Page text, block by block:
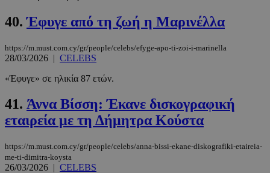
40.Έφυγε από τη ζωή η Μαρινέλλα
https://m.must.com.cy/gr/people/celebs/efyge-apo-ti-zoi-i-marinella
28/03/2026 | CELEBS
«Έφυγε» σε ηλικία 87 ετών.
41. Άννα Βίσση: Έκανε δισκογραφική
εταιρεία με τη Δήμητρα Κούστα
https://m.must.com.cy/gr/people/celebs/anna-bissi-ekane-diskografiki-etaireia-
me-ti-dimitra-koysta
26/03/2026 | CELEBS